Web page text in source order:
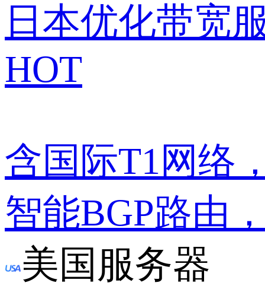
日本优化带宽
HOT
含国际T1网络
智能BGP路由
美国服务器